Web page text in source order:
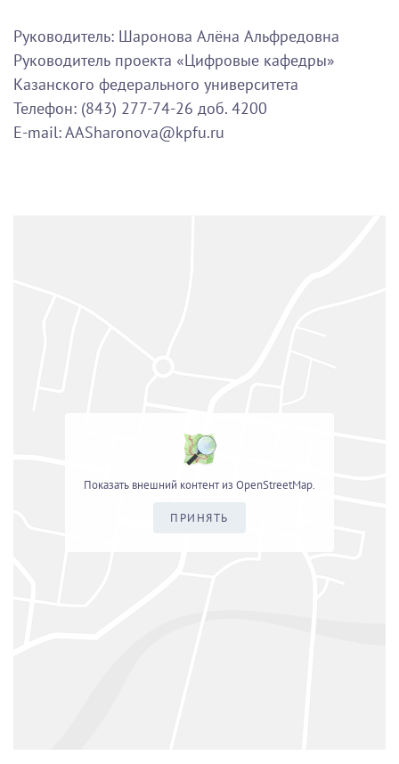
Руководитель: Шаронова Алёна Альфредовна
Руководитель проекта «Цифровые кафедры»
Казанского федерального университета
Телефон: (843) 277-74-26 доб. 4200
E-mail: AASharonova@kpfu.ru
Показать внешний контент из OpenStreetMap.
ПРИНЯТЬ